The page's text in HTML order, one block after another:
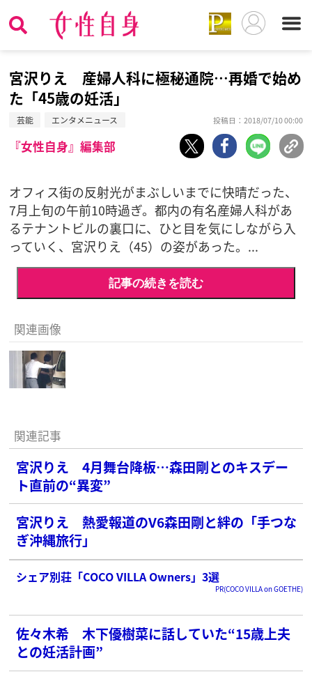
宮沢りえ 産婦人科に極秘通院…再婚で始め
た「45歳の妊活」
芸能 エンタメニュース 投稿日：2018/07/10 00:00
『女性自身』編集部
オフィス街の反射光がまぶしいまでに快晴だった、
7月上旬の午前10時過ぎ。都内の有名産婦人科があ
るテナントビルの裏口に、ひと目を気にしながら入
っていく、宮沢りえ（45）の姿があった。...
記事の続きを読む
関連画像
関連記事
宮沢りえ 4月舞台降板…森田剛とのキスデー
ト直前の“異変”
宮沢りえ 熱愛報道のV6森田剛と絆の「手つな
ぎ沖縄旅行」
シェア別荘「COCO VILLA Owners」3選
PR(COCO VILLA on GOETHE)
佐々木希 木下優樹菜に話していた“15歳上夫
との妊活計画”